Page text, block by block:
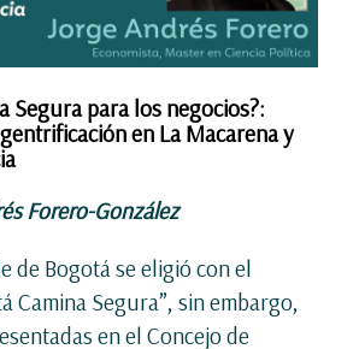
Segura para los negocios?:
en La Macarena y
Forero-González
de Bogotá se eligió con el
Camina Segura”, sin embargo,
en el Concejo de